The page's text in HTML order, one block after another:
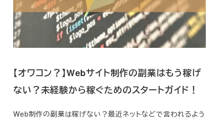
【オワコン？】Webサイト制作の副業はもう稼げ
ない？未経験から稼ぐためのスタートガイド！
Web制作の副業は稼げない？最近ネットなどで言われるよう